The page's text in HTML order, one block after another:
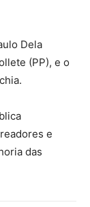
Dela
(PP), e o
e
das